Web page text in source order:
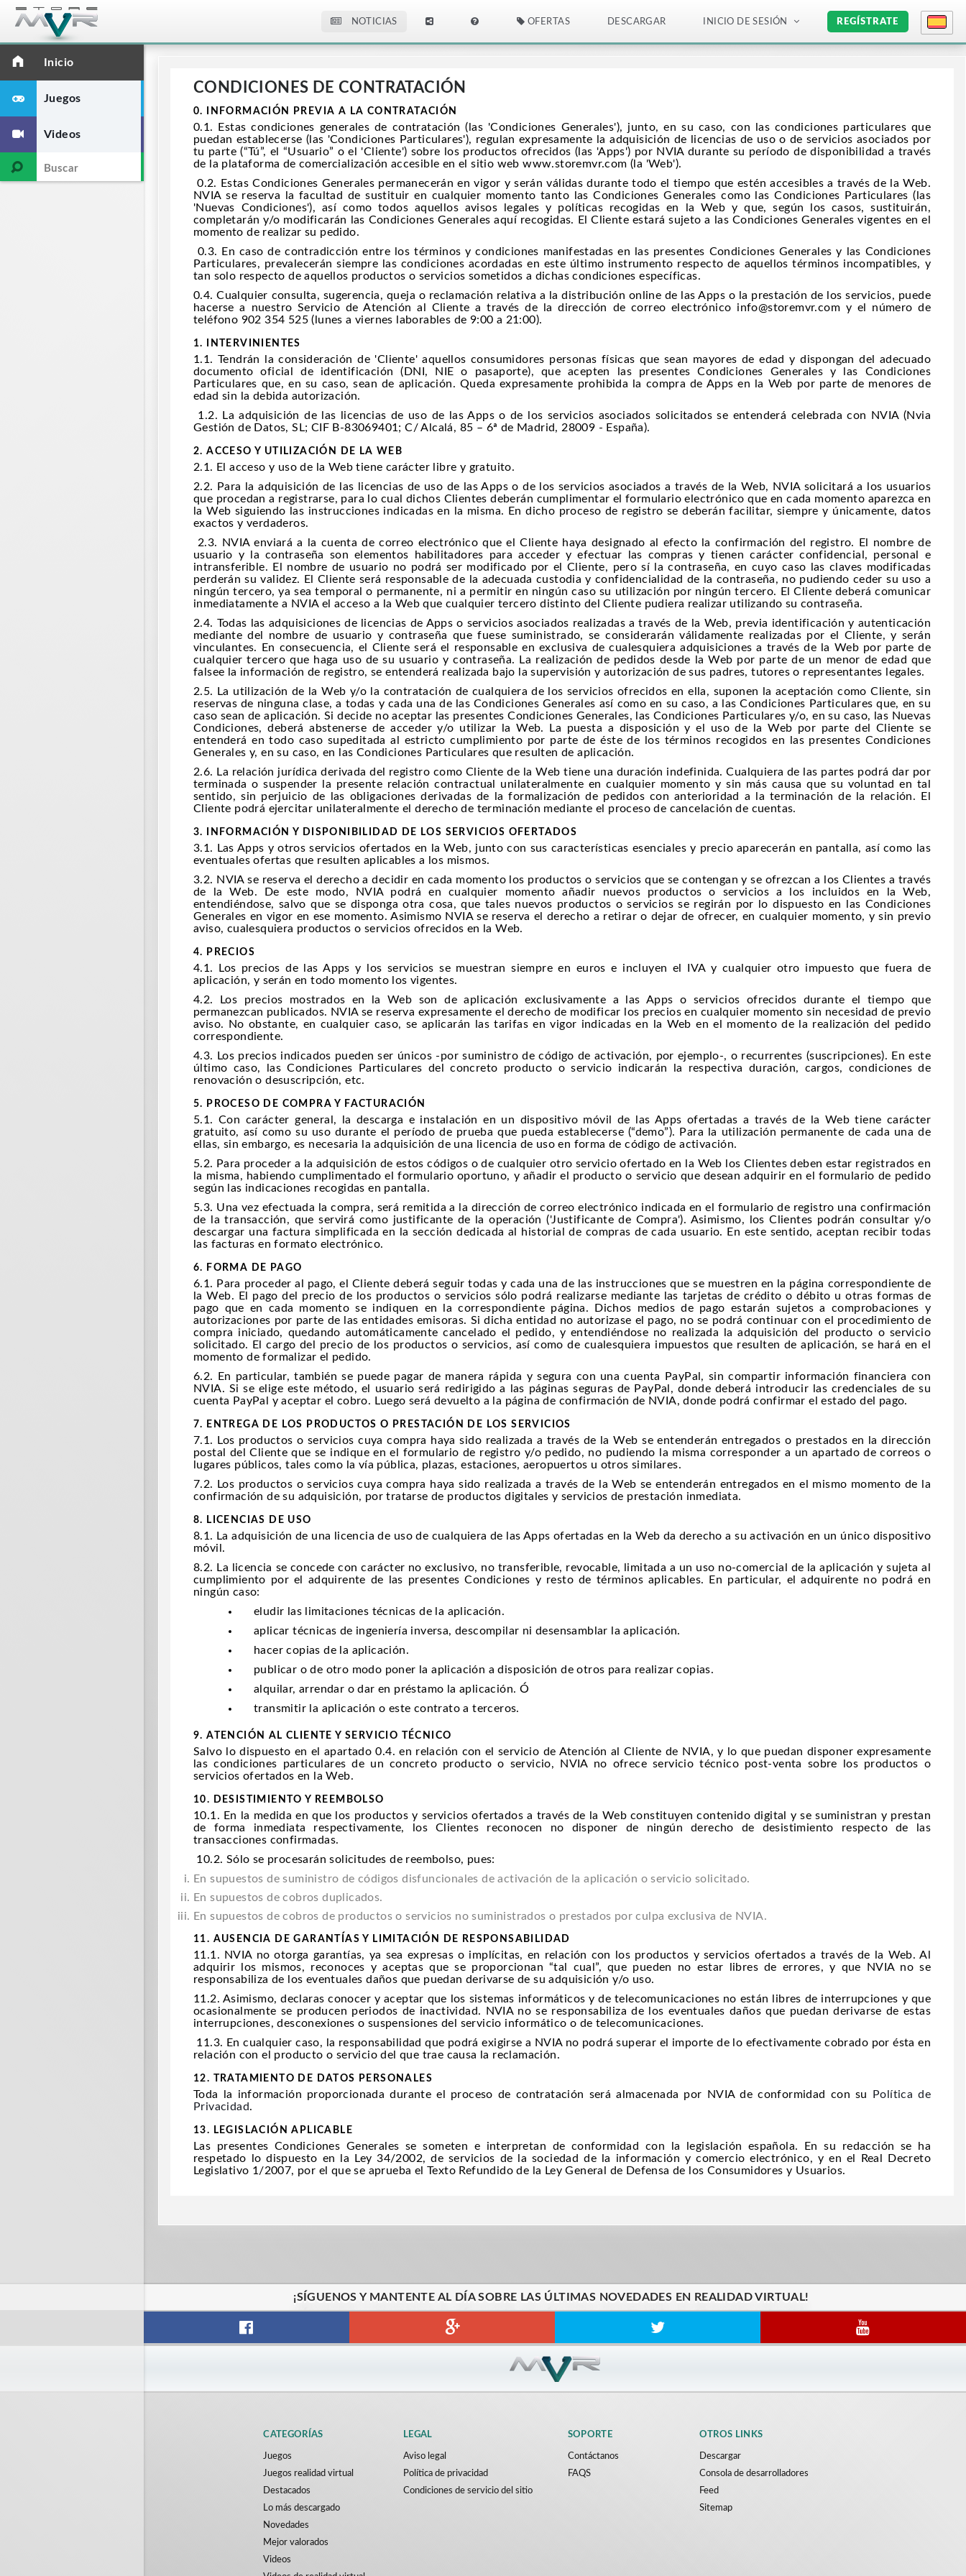
NOTICIAS OFERTAS DESCARGAR INICIO DE SESIÓN REGÍSTRATE
Inicio
Juegos
Videos
CONDICIONES DE CONTRATACIÓN
0. INFORMACIÓN PREVIA A LA CONTRATACIÓN
0.1. Estas condiciones generales de contratación (las 'Condiciones Generales'), junto, en su caso, con las condiciones particulares que
puedan establecerse (las 'Condiciones Particulares'), regulan expresamente la adquisición de licencias de uso o de servicios asociados por
tu parte (“Tú”, el “Usuario” o el 'Cliente') sobre los productos ofrecidos (las 'Apps') por NVIA durante su período de disponibilidad a través
de la plataforma de comercialización accesible en el sitio web www.storemvr.com (la 'Web').
0.2. Estas Condiciones Generales permanecerán en vigor y serán válidas durante todo el tiempo que estén accesibles a través de la Web.
NVIA se reserva la facultad de sustituir en cualquier momento tanto las Condiciones Generales como las Condiciones Particulares (las
'Nuevas Condiciones'), así como todos aquellos avisos legales y políticas recogidas en la Web y que, según los casos, sustituirán,
completarán y/o modificarán las Condiciones Generales aquí recogidas. El Cliente estará sujeto a las Condiciones Generales vigentes en el
momento de realizar su pedido.
0.3. En caso de contradicción entre los términos y condiciones manifestadas en las presentes Condiciones Generales y las Condiciones
Particulares, prevalecerán siempre las condiciones acordadas en este último instrumento respecto de aquellos términos incompatibles, y
tan solo respecto de aquellos productos o servicios sometidos a dichas condiciones específicas.
0.4. Cualquier consulta, sugerencia, queja o reclamación relativa a la distribución online de las Apps o la prestación de los servicios, puede
hacerse a nuestro Servicio de Atención al Cliente a través de la dirección de correo electrónico info@storemvr.com y el número de
teléfono 902 354 525 (lunes a viernes laborables de 9:00 a 21:00).
1. INTERVINIENTES
1.1. Tendrán la consideración de 'Cliente' aquellos consumidores personas físicas que sean mayores de edad y dispongan del adecuado
documento oficial de identificación (DNI, NIE o pasaporte), que acepten las presentes Condiciones Generales y las Condiciones
Particulares que, en su caso, sean de aplicación. Queda expresamente prohibida la compra de Apps en la Web por parte de menores de
edad sin la debida autorización.
1.2. La adquisición de las licencias de uso de las Apps o de los servicios asociados solicitados se entenderá celebrada con NVIA (Nvia
Gestión de Datos, SL; CIF B-83069401; C/ Alcalá, 85 – 6ª de Madrid, 28009 - España).
2. ACCESO Y UTILIZACIÓN DE LA WEB
2.1. El acceso y uso de la Web tiene carácter libre y gratuito.
2.2. Para la adquisición de las licencias de uso de las Apps o de los servicios asociados a través de la Web, NVIA solicitará a los usuarios
que procedan a registrarse, para lo cual dichos Clientes deberán cumplimentar el formulario electrónico que en cada momento aparezca en
la Web siguiendo las instrucciones indicadas en la misma. En dicho proceso de registro se deberán facilitar, siempre y únicamente, datos
exactos y verdaderos.
2.3. NVIA enviará a la cuenta de correo electrónico que el Cliente haya designado al efecto la confirmación del registro. El nombre de
usuario y la contraseña son elementos habilitadores para acceder y efectuar las compras y tienen carácter confidencial, personal e
intransferible. El nombre de usuario no podrá ser modificado por el Cliente, pero sí la contraseña, en cuyo caso las claves modificadas
perderán su validez. El Cliente será responsable de la adecuada custodia y confidencialidad de la contraseña, no pudiendo ceder su uso a
ningún tercero, ya sea temporal o permanente, ni a permitir en ningún caso su utilización por ningún tercero. El Cliente deberá comunicar
inmediatamente a NVIA el acceso a la Web que cualquier tercero distinto del Cliente pudiera realizar utilizando su contraseña.
2.4. Todas las adquisiciones de licencias de Apps o servicios asociados realizadas a través de la Web, previa identificación y autenticación
mediante del nombre de usuario y contraseña que fuese suministrado, se considerarán válidamente realizadas por el Cliente, y serán
vinculantes. En consecuencia, el Cliente será el responsable en exclusiva de cualesquiera adquisiciones a través de la Web por parte de
cualquier tercero que haga uso de su usuario y contraseña. La realización de pedidos desde la Web por parte de un menor de edad que
falsee la información de registro, se entenderá realizada bajo la supervisión y autorización de sus padres, tutores o representantes legales.
2.5. La utilización de la Web y/o la contratación de cualquiera de los servicios ofrecidos en ella, suponen la aceptación como Cliente, sin
reservas de ninguna clase, a todas y cada una de las Condiciones Generales así como en su caso, a las Condiciones Particulares que, en su
caso sean de aplicación. Si decide no aceptar las presentes Condiciones Generales, las Condiciones Particulares y/o, en su caso, las Nuevas
Condiciones, deberá abstenerse de acceder y/o utilizar la Web. La puesta a disposición y el uso de la Web por parte del Cliente se
entenderá en todo caso supeditada al estricto cumplimiento por parte de éste de los términos recogidos en las presentes Condiciones
Generales y, en su caso, en las Condiciones Particulares que resulten de aplicación.
2.6. La relación jurídica derivada del registro como Cliente de la Web tiene una duración indefinida. Cualquiera de las partes podrá dar por
terminada o suspender la presente relación contractual unilateralmente en cualquier momento y sin más causa que su voluntad en tal
sentido, sin perjuicio de las obligaciones derivadas de la formalización de pedidos con anterioridad a la terminación de la relación. El
Cliente podrá ejercitar unilateralmente el derecho de terminación mediante el proceso de cancelación de cuentas.
3. INFORMACIÓN Y DISPONIBILIDAD DE LOS SERVICIOS OFERTADOS
3.1. Las Apps y otros servicios ofertados en la Web, junto con sus características esenciales y precio aparecerán en pantalla, así como las
eventuales ofertas que resulten aplicables a los mismos.
3.2. NVIA se reserva el derecho a decidir en cada momento los productos o servicios que se contengan y se ofrezcan a los Clientes a través
de la Web. De este modo, NVIA podrá en cualquier momento añadir nuevos productos o servicios a los incluidos en la Web,
entendiéndose, salvo que se disponga otra cosa, que tales nuevos productos o servicios se regirán por lo dispuesto en las Condiciones
Generales en vigor en ese momento. Asimismo NVIA se reserva el derecho a retirar o dejar de ofrecer, en cualquier momento, y sin previo
aviso, cualesquiera productos o servicios ofrecidos en la Web.
4. PRECIOS
4.1. Los precios de las Apps y los servicios se muestran siempre en euros e incluyen el IVA y cualquier otro impuesto que fuera de
aplicación, y serán en todo momento los vigentes.
4.2. Los precios mostrados en la Web son de aplicación exclusivamente a las Apps o servicios ofrecidos durante el tiempo que
permanezcan publicados. NVIA se reserva expresamente el derecho de modificar los precios en cualquier momento sin necesidad de previo
aviso. No obstante, en cualquier caso, se aplicarán las tarifas en vigor indicadas en la Web en el momento de la realización del pedido
correspondiente.
4.3. Los precios indicados pueden ser únicos -por suministro de código de activación, por ejemplo-, o recurrentes (suscripciones). En este
último caso, las Condiciones Particulares del concreto producto o servicio indicarán la respectiva duración, cargos, condiciones de
renovación o desuscripción, etc.
5. PROCESO DE COMPRA Y FACTURACIÓN
5.1. Con carácter general, la descarga e instalación en un dispositivo móvil de las Apps ofertadas a través de la Web tiene carácter
gratuito, así como su uso durante el período de prueba que pueda establecerse (“demo”). Para la utilización permanente de cada una de
ellas, sin embargo, es necesaria la adquisición de una licencia de uso en forma de código de activación.
5.2. Para proceder a la adquisición de estos códigos o de cualquier otro servicio ofertado en la Web los Clientes deben estar registrados en
la misma, habiendo cumplimentado el formulario oportuno, y añadir el producto o servicio que desean adquirir en el formulario de pedido
según las indicaciones recogidas en pantalla.
5.3. Una vez efectuada la compra, será remitida a la dirección de correo electrónico indicada en el formulario de registro una confirmación
de la transacción, que servirá como justificante de la operación ('Justificante de Compra'). Asimismo, los Clientes podrán consultar y/o
descargar una factura simplificada en la sección dedicada al historial de compras de cada usuario. En este sentido, aceptan recibir todas
las facturas en formato electrónico.
6. FORMA DE PAGO
6.1. Para proceder al pago, el Cliente deberá seguir todas y cada una de las instrucciones que se muestren en la página correspondiente de
la Web. El pago del precio de los productos o servicios sólo podrá realizarse mediante las tarjetas de crédito o débito u otras formas de
pago que en cada momento se indiquen en la correspondiente página. Dichos medios de pago estarán sujetos a comprobaciones y
autorizaciones por parte de las entidades emisoras. Si dicha entidad no autorizase el pago, no se podrá continuar con el procedimiento de
compra iniciado, quedando automáticamente cancelado el pedido, y entendiéndose no realizada la adquisición del producto o servicio
solicitado. El cargo del precio de los productos o servicios, así como de cualesquiera impuestos que resulten de aplicación, se hará en el
momento de formalizar el pedido.
6.2. En particular, también se puede pagar de manera rápida y segura con una cuenta PayPal, sin compartir información financiera con
NVIA. Si se elige este método, el usuario será redirigido a las páginas seguras de PayPal, donde deberá introducir las credenciales de su
cuenta PayPal y aceptar el cobro. Luego será devuelto a la página de confirmación de NVIA, donde podrá confirmar el estado del pago.
7. ENTREGA DE LOS PRODUCTOS O PRESTACIÓN DE LOS SERVICIOS
7.1. Los productos o servicios cuya compra haya sido realizada a través de la Web se entenderán entregados o prestados en la dirección
postal del Cliente que se indique en el formulario de registro y/o pedido, no pudiendo la misma corresponder a un apartado de correos o
lugares públicos, tales como la vía pública, plazas, estaciones, aeropuertos u otros similares.
7.2. Los productos o servicios cuya compra haya sido realizada a través de la Web se entenderán entregados en el mismo momento de la
confirmación de su adquisición, por tratarse de productos digitales y servicios de prestación inmediata.
8. LICENCIAS DE USO
8.1. La adquisición de una licencia de uso de cualquiera de las Apps ofertadas en la Web da derecho a su activación en un único dispositivo
móvil.
8.2. La licencia se concede con carácter no exclusivo, no transferible, revocable, limitada a un uso no-comercial de la aplicación y sujeta al
cumplimiento por el adquirente de las presentes Condiciones y resto de términos aplicables. En particular, el adquirente no podrá en
ningún caso:
eludir las limitaciones técnicas de la aplicación.
aplicar técnicas de ingeniería inversa, descompilar ni desensamblar la aplicación.
hacer copias de la aplicación.
publicar o de otro modo poner la aplicación a disposición de otros para realizar copias.
alquilar, arrendar o dar en préstamo la aplicación. Ó
transmitir la aplicación o este contrato a terceros.
9. ATENCIÓN AL CLIENTE Y SERVICIO TÉCNICO
Salvo lo dispuesto en el apartado 0.4. en relación con el servicio de Atención al Cliente de NVIA, y lo que puedan disponer expresamente
las condiciones particulares de un concreto producto o servicio, NVIA no ofrece servicio técnico post-venta sobre los productos o
servicios ofertados en la Web.
10. DESISTIMIENTO Y REEMBOLSO
10.1. En la medida en que los productos y servicios ofertados a través de la Web constituyen contenido digital y se suministran y prestan
de forma inmediata respectivamente, los Clientes reconocen no disponer de ningún derecho de desistimiento respecto de las
transacciones confirmadas.
10.2. Sólo se procesarán solicitudes de reembolso, pues:
En supuestos de suministro de códigos disfuncionales de activación de la aplicación o servicio solicitado.
En supuestos de cobros duplicados.
En supuestos de cobros de productos o servicios no suministrados o prestados por culpa exclusiva de NVIA.
11. AUSENCIA DE GARANTÍAS Y LIMITACIÓN DE RESPONSABILIDAD
11.1. NVIA no otorga garantías, ya sea expresas o implícitas, en relación con los productos y servicios ofertados a través de la Web. Al
adquirir los mismos, reconoces y aceptas que se proporcionan “tal cual”, que pueden no estar libres de errores, y que NVIA no se
responsabiliza de los eventuales daños que puedan derivarse de su adquisición y/o uso.
11.2. Asimismo, declaras conocer y aceptar que los sistemas informáticos y de telecomunicaciones no están libres de interrupciones y que
ocasionalmente se producen periodos de inactividad. NVIA no se responsabiliza de los eventuales daños que puedan derivarse de estas
interrupciones, desconexiones o suspensiones del servicio informático o de telecomunicaciones.
11.3. En cualquier caso, la responsabilidad que podrá exigirse a NVIA no podrá superar el importe de lo efectivamente cobrado por ésta en
relación con el producto o servicio del que trae causa la reclamación.
12. TRATAMIENTO DE DATOS PERSONALES
Toda la información proporcionada durante el proceso de contratación será almacenada por NVIA de conformidad con su
Política de
Privacidad.
13. LEGISLACIÓN APLICABLE
Las presentes Condiciones Generales se someten e interpretan de conformidad con la legislación española. En su redacción se ha
respetado lo dispuesto en la Ley 34/2002, de servicios de la sociedad de la información y comercio electrónico, y en el Real Decreto
Legislativo 1/2007, por el que se aprueba el Texto Refundido de la Ley General de Defensa de los Consumidores y Usuarios.
¡SÍGUENOS Y MANTENTE AL DÍA SOBRE LAS ÚLTIMAS NOVEDADES EN REALIDAD VIRTUAL!
CATEGORÍAS
Juegos
Juegos realidad virtual
Destacados
Lo más descargado
Novedades
Mejor valorados
Videos
LEGAL
Aviso legal
Política de privacidad
Condiciones de servicio del sitio
SOPORTE
Contáctanos
FAQS
OTROS LINKS
Descargar
Consola de desarrolladores
Feed
Sitemap